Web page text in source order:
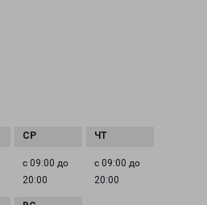
с 09:00 до
20:00
с 09:00 до
20:00